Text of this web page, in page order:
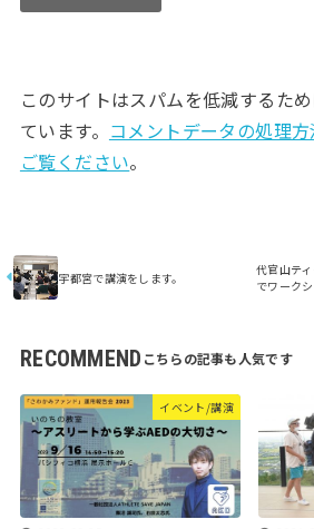
このサイトはスパムを低減するた
ています。 コメントデータの処理
ご覧ください。
宇都宮で講演をします。
代官山テ
でワーク
RECOMMEND
イベント/講演